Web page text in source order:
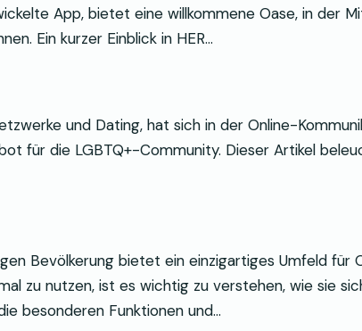
App, bietet eine willkommene Oase, in der
Ein kurzer Einblick in HER…
und Dating, hat sich in der Online-
für die LGBTQ+-Community. Dieser Artikel
Bevölkerung bietet ein einzigartiges Umfeld
zu nutzen, ist es wichtig zu verstehen, wie sie
besonderen Funktionen und…